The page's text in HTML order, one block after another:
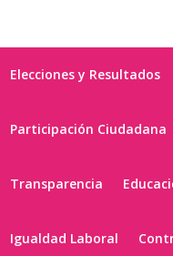
Elecciones y Resultados
Participación Ciudadana
Transparencia
Igualdad Laboral